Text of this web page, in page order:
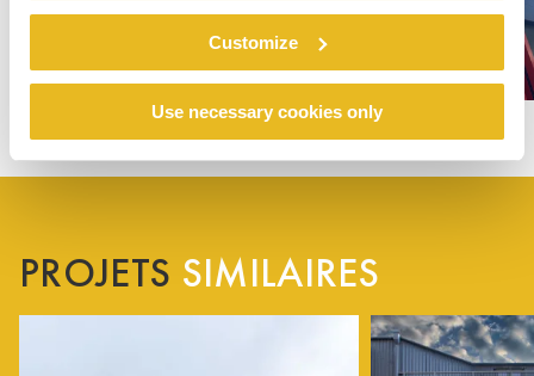
Customize
Use necessary cookies only
PROJETS SIMILAIRES